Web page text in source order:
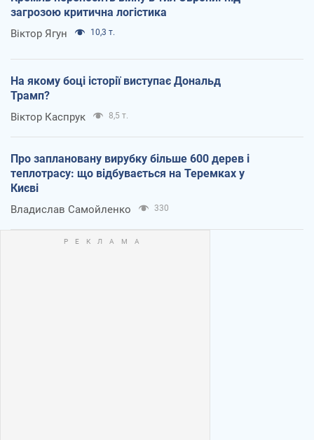
загрозою критична логістика
Віктор Ягун 10,3 т.
На якому боці історії виступає Дональд
Трамп?
Віктор Каспрук 8,5 т.
Про заплановану вирубку більше 600 дерев і
теплотрасу: що відбувається на Теремках у
Києві
Владислав Самойленко 330